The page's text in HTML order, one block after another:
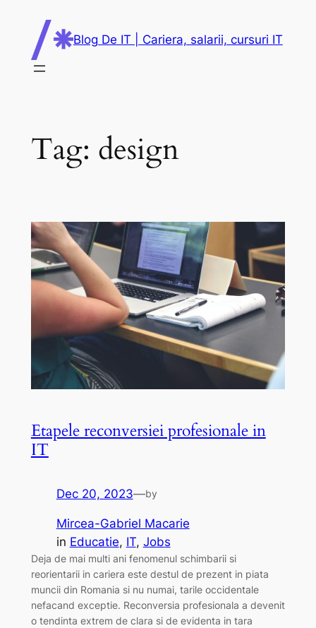
content
Blog De IT | Cariera, salarii, cursuri IT
Tag: design
Etapele reconversiei profesionale in
IT
Dec 20, 2023—by
Mircea-Gabriel Macarie
in Educatie, IT, Jobs
Deja de mai multi ani fenomenul schimbarii si
reorientarii in cariera este destul de prezent in piata
muncii din Romania si nu numai, tarile occidentale
nefacand exceptie. Reconversia profesionala a devenit
o tendinta extrem de clara si de evidenta in tara